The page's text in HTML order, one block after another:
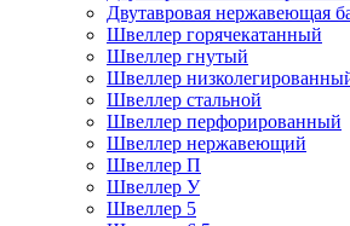
Двутавровая нержавеющая
Швеллер горячекатанный
Швеллер гнутый
Швеллер
Швеллер стальной
Швеллер перфорированный
Швеллер нержавеющий
Швеллер П
Швеллер У
Швеллер 5